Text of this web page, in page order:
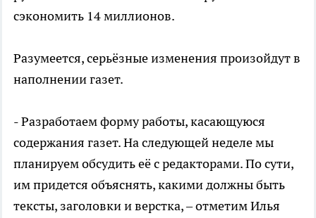
сэкономить 14 миллионов.
Разумеется, серьёзные изменения произойдут в
наполнении газет.
- Разработаем форму работы, касающуюся
содержания газет. На следующей неделе мы
планируем обсудить её с редакторами. По сути,
им придется объяснять, какими должны быть
тексты, заголовки и верстка, – отметим Илья